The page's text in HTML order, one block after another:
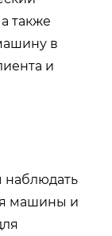
также
в
и
машины и